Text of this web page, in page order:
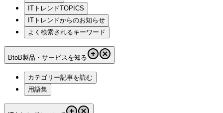
ITトレンドTOPICS
ITトレンドからのお知らせ
よく検索されるキーワード
BtoB製品・サービスを知る
カテゴリー記事を読む
用語集